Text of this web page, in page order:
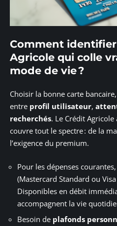
Comment
Agricole qui colle
mode de vie ?
Choisir la bonne carte
entre profil utilisateur,
recherchés. Le Crédit
couvre tout le spectre : de la
l’exigence du premium.
Pour les dépenses
(Mastercard Standard ou
Disponibles en débit
accompagnent la vie
Besoin de plafonds